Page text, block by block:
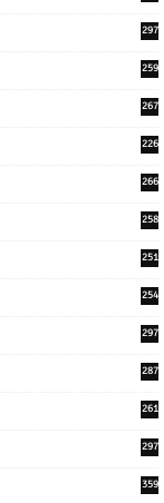
297
259
267
226
266
258
251
254
297
287
261
297
359